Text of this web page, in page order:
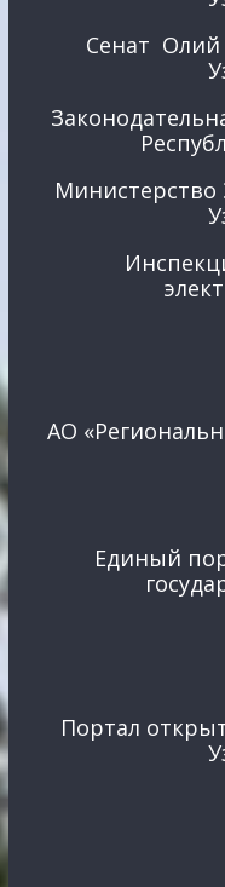
Сенат Олий
Министерство
АО
Единый
Портал